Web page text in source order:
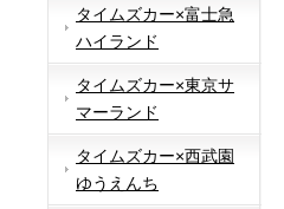
タイムズカー×富士急
ハイランド
タイムズカー×東京サ
マーランド
タイムズカー×西武園
ゆうえんち